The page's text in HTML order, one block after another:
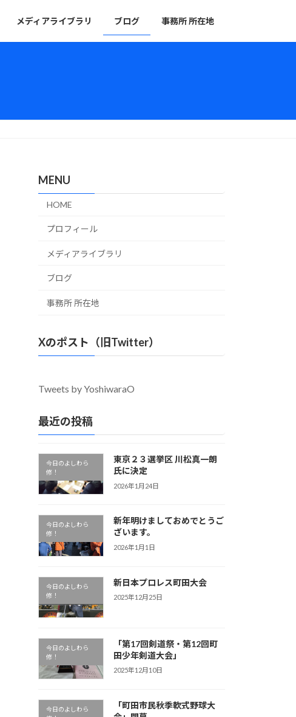
メディアライブラリ ブログ 事務所 所在地
MENU
HOME
プロフィール
メディアライブラリ
ブログ
事務所 所在地
Xのポスト（旧Twitter）
Tweets by YoshiwaraO
最近の投稿
今日のよしわら
修！
東京２３選挙区 川松真一朗
氏に決定
2026年1月24日
今日のよしわら
修！
新年明けましておめでとうご
ざいます。
2026年1月1日
今日のよしわら
修！
新日本プロレス町田大会
2025年12月25日
今日のよしわら
修！
「第17回剣道祭・第12回町
田少年剣道大会」
2025年12月10日
今日のよしわら
「町田市民秋季軟式野球大